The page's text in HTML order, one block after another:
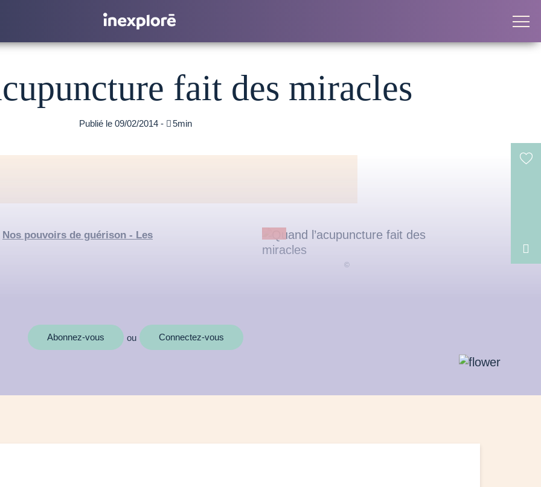
fait des miracles
Publié le 09/02/2014 - 5min

Nos pouvoirs de guérison - Les
Abonnez-vous ou Connectez-vous